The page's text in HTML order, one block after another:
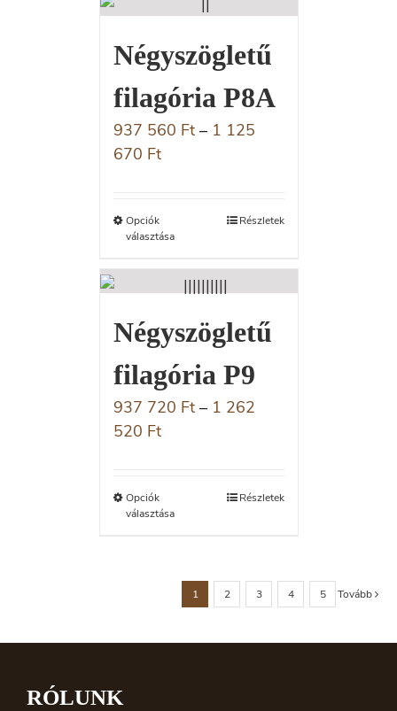
Négyszögletű
filagória P8A
937 560 Ft– 1 125
670 Ft
Opciók
választása
Részletek
Négyszögletű
filagória P9
937 720 Ft– 1 262
520 Ft
Opciók
választása
Részletek
1 2 3 4 5 Tovább
RÓLUNK